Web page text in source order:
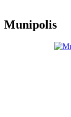
Munipolis